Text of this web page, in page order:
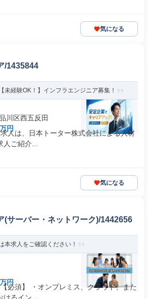
気になる
/1435844
未経験OK！】インフラエンジニア募集！
川区西五反田
円
は、日本トーター株式会社による人材
ご紹介...
気になる
(サーバー・ネットワーク)/1442656
求人をご確認ください！
円
必須】 ・オンプレミス、クラウド、また